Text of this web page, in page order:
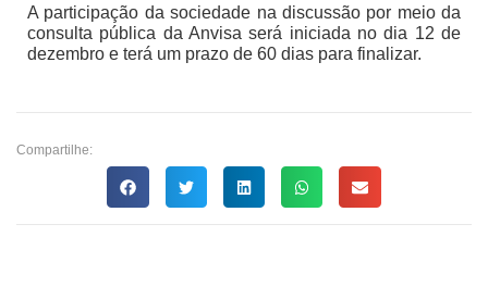
A participação da sociedade na discussão por meio da
consulta pública da Anvisa será iniciada no dia 12 de
dezembro e terá um prazo de 60 dias para finalizar.
Compartilhe: